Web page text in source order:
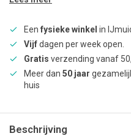
Een fysieke winkel in
Vijfdagen per week open.
Gratis verzending vanaf
Meer dan 50 jaar
huis
Beschrijving